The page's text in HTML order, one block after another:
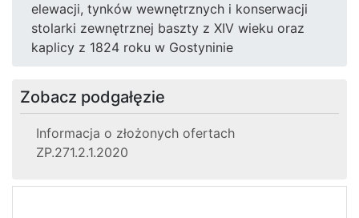
elewacji, tynków wewnętrznych i konserwacji
stolarki zewnętrznej baszty z XIV wieku oraz
kaplicy z 1824 roku w Gostyninie
Zobacz podgałęzie
Informacja o złożonych ofertach
ZP.271.2.1.2020